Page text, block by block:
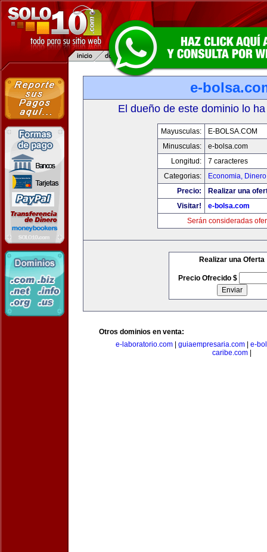
e-
El dueño de este dominio lo
Mayusculas:
E-BOLSA.COM
Minusculas:
e-bolsa.com
Longitud:
7 caracteres
Categorias:
Economia,
Precio:
Realizar una
Visitar!
e-bolsa.com
Serán consideradas
Realizar una Oferta
Precio Ofrecido $
Otros dominios en venta:
e-laboratorio.com
guiaempresaria.com
e-
caribe.com